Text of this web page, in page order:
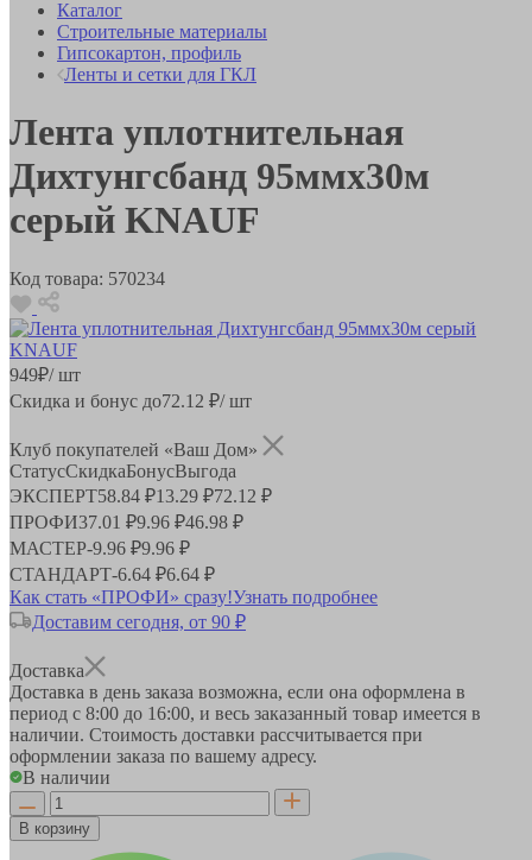
Каталог
Строительные материалы
Гипсокартон, профиль
Ленты и сетки для ГКЛ
Лента уплотнительная
Дихтунгсбанд 95ммх30м
серый KNAUF
Код товара: 570234
949₽/ шт
Скидка и бонус до72.12 ₽/ шт
Клуб покупателей «Ваш Дом»
СтатусСкидкаБонусВыгода
ЭКСПЕРТ58.84 ₽13.29 ₽72.12 ₽
ПРОФИ37.01 ₽9.96 ₽46.98 ₽
МАСТЕР-9.96 ₽9.96 ₽
СТАНДАРТ-6.64 ₽6.64 ₽
Как стать «ПРОФИ» сразу!Узнать подробнее
Доставим сегодня, от 90 ₽
Доставка
Доставка в день заказа возможна, если она оформлена в
период с 8:00 до 16:00, и весь заказанный товар имеется в
наличии. Стоимость доставки рассчитывается при
оформлении заказа по вашему адресу.
В наличии
В корзину